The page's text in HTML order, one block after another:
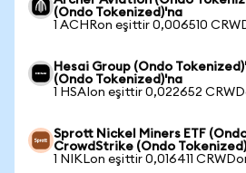
(Ondo Tokenized)'na
1 ACHRon eşittir 0,006510
Hesai Group (Ondo
(Ondo Tokenized)'na
1 HSAIon eşittir 0,022652
Sprott Nickel Miners ETF
CrowdStrike (Ondo
1 NIKLon eşittir 0,016411